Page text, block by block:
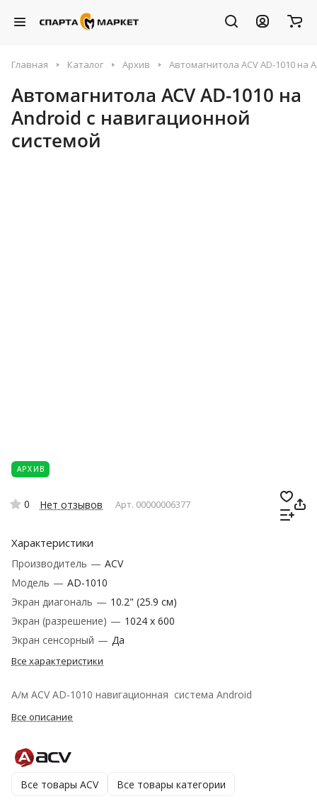
Главная Каталог Архив Автомагнитола ACV AD-1010 на
Автомагнитола ACV AD-1010 на
Android с навигационной
системой
АРХИВ
0 Нет отзывов Арт. 00000006377
Характеристики
Производитель — ACV
Модель — AD-1010
Экран диагональ — 10.2" (25.9 см)
Экран (разрешение) — 1024 х 600
Экран сенсорный — Да
Все характеристики
А/м ACV AD-1010 навигационная система Android
Все описание
Все товары ACV Все товары категории